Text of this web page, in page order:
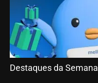
Destaques da Semana